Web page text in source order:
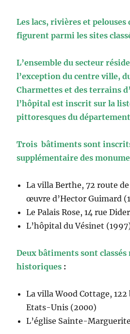
Les lacs, rivières et pelouses
figurent parmi les sites
L’ensemble du secteur
l’exception du centre ville,
Charmettes et des terrains
l’hôpital est inscrit sur la
pittoresques du
Trois bâtiments sont
supplémentaire des
La villa Berthe, 72 route
œuvre d’Hector Guimard
Le Palais Rose, 14 rue
L’hôpital du Vésinet
Deux bâtiments sont
historiques :
La villa Wood Cottage,
Etats-Unis (2000)
L’église Sainte-